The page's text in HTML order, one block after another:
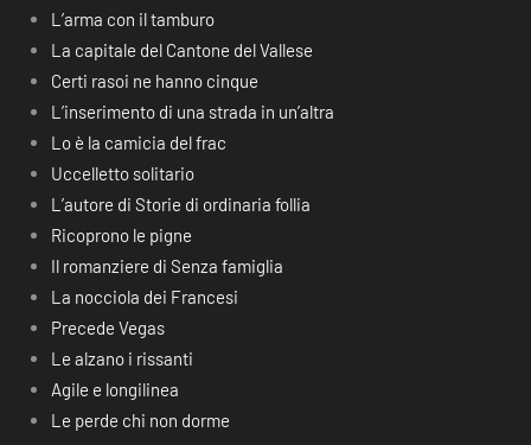
L’arma con il tamburo
La capitale del Cantone del Vallese
Certi rasoi ne hanno cinque
L’inserimento di una strada in un’altra
Lo è la camicia del frac
Uccelletto solitario
L’autore di Storie di ordinaria follia
Ricoprono le pigne
Il romanziere di Senza famiglia
La nocciola dei Francesi
Precede Vegas
Le alzano i rissanti
Agile e longilinea
Le perde chi non dorme